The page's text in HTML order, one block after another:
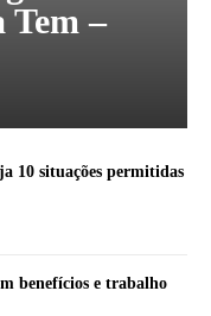
Tem –
10 situações permitidas
benefícios e trabalho